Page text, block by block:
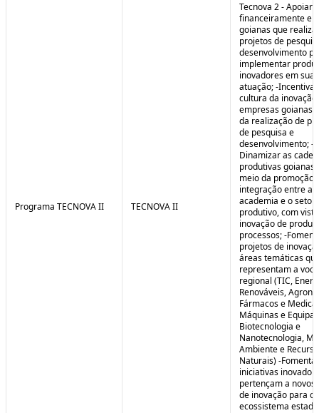
Programa TECNOVA II TECNOVA II
Tecnova 2 - Apoiar
financeiramente
goianas que
projetos de
desenvolvimento
implementar
inovadores em sua
atuação; -
cultura da inovação
empresas goianas
da realização de
de pesquisa e
desenvolvimento; -
Dinamizar as
produtivas goianas
meio da promoção
integração entre a
academia e o setor
produtivo, com
inovação de
processos; -
projetos de
áreas temáticas
representam a
regional (TIC,
Renováveis,
Fármacos e
Máquinas e
Biotecnologia e
Nanotecnologia,
Ambiente e
Naturais) -Fomentar
iniciativas
pertençam a novos
de inovação para o
ecossistema